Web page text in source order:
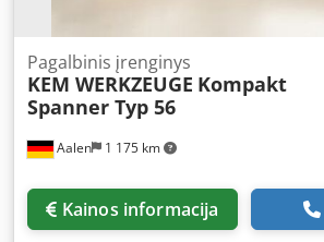
Aalen 1 175 km
Pagalbinis įrenginys
KEM WERKZEUGE Kompakt
Spanner Typ 56
Kainos informacija